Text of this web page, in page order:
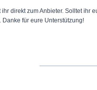
direkt zum Anbieter. Solltet ihr
für eure Unterstützung!